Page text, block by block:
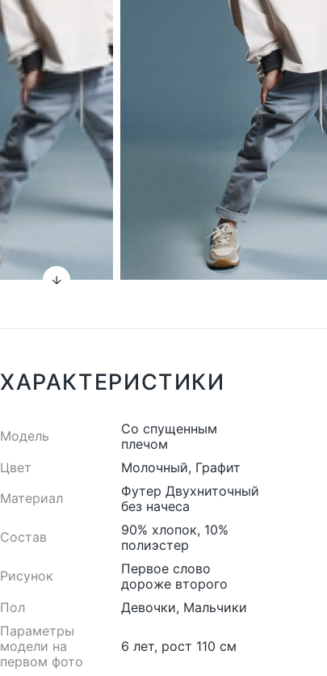
ХАРАКТЕРИСТИКИ
Модель
Со спущенным
плечом
Цвет
Молочный, Графит
Материал
Футер Двухниточный
без начеса
Состав
90% хлопок, 10%
полиэстер
Рисунок
Первое слово
дороже второго
Пол
Девочки, Мальчики
Параметры
модели на
первом фото
6 лет, рост 110 см